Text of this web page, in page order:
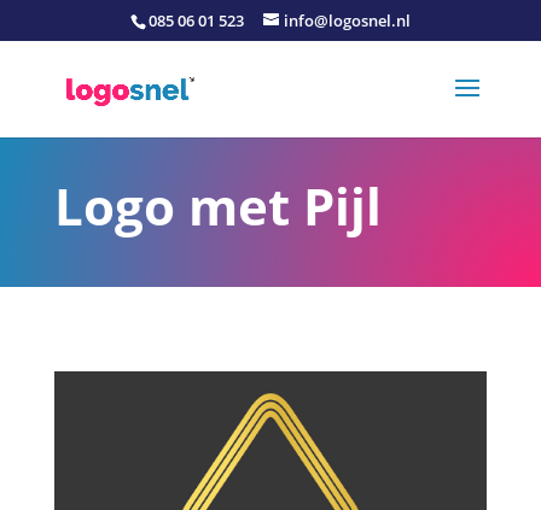
085 06 01 523 info@logosnel.nl
Logo met Pijl